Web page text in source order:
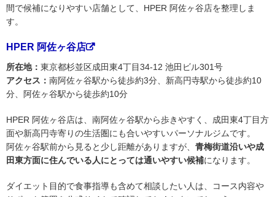
間で候補になりやすい店舗として、HPER 阿佐ヶ谷店を整理しま
す。
HPER 阿佐ヶ谷店
所在地： 東京都杉並区成田東4丁目34-12 池田ビル301号
アクセス： 南阿佐ヶ谷駅から徒歩約3分、新高円寺駅から徒歩約10
分、阿佐ヶ谷駅から徒歩約10分
HPER 阿佐ヶ谷店は、南阿佐ヶ谷駅から歩きやすく、成田東4丁目方
面や新高円寺寄りの生活圏にも合いやすいパーソナルジムです。
阿佐ヶ谷駅前から見ると少し距離がありますが、 青梅街道沿いや成
田東方面に住んでいる人にとっては通いやすい候補になります。
ダイエット目的で食事指導も含めて相談したい人は、コース内容や